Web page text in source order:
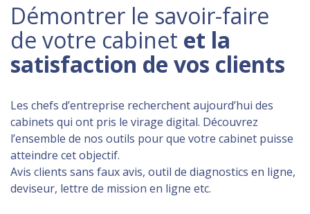
Démontrer le savoir-faire
de votre cabinet et la
satisfaction de vos clients
Les chefs d’entreprise recherchent aujourd’hui des
cabinets qui ont pris le virage digital. Découvrez
l’ensemble de nos outils pour que votre cabinet puisse
atteindre cet objectif.
Avis clients sans faux avis, outil de diagnostics en ligne,
deviseur, lettre de mission en ligne etc.